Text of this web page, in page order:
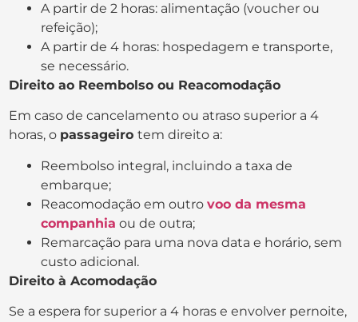
A partir de 2 horas: alimentação (voucher ou
refeição);
A partir de 4 horas: hospedagem e transporte,
se necessário.
Direito ao Reembolso ou Reacomodação
Em caso de cancelamento ou atraso superior a 4
horas, o passageirotem direito a:
Reembolso integral, incluindo a taxa de
embarque;
Reacomodação em outrovoo da mesma
companhia ou de outra;
Remarcação para uma nova data e horário, sem
custo adicional.
Direito à Acomodação
Se a espera for superior a 4 horas e envolver pernoite,